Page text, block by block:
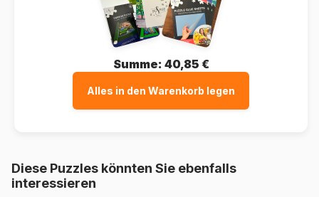
Summe: 40,85 €
Alles in den Warenkorb legen
Diese Puzzles könnten Sie ebenfalls
interessieren